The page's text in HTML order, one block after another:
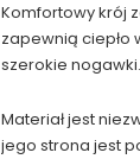
Komfortowy krój
zapewnią ciepło
szerokie nogawki.
Materiał jest
jego strona jest